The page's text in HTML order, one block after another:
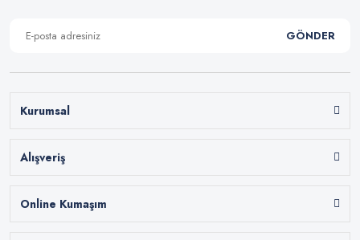
GÖNDER
Kurumsal
Alışveriş
Online Kumaşım